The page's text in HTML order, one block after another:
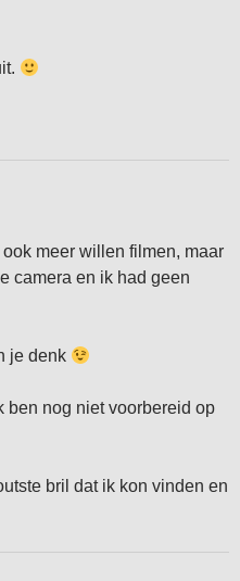
meer willen filmen, maar
camera en ik had geen
je denk
ben nog niet voorbereid op
bril dat ik kon vinden en